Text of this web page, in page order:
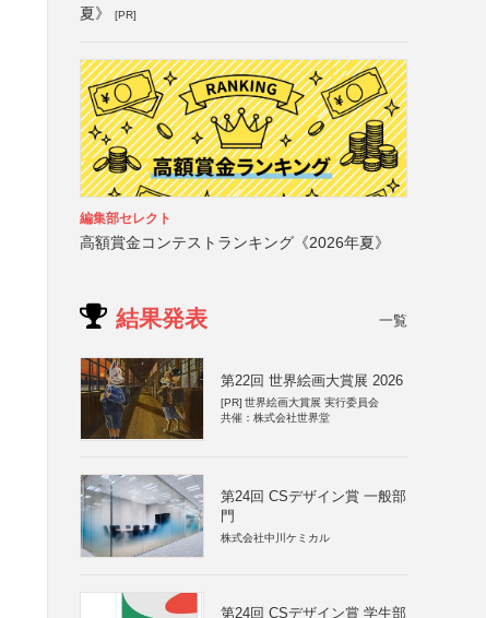
夏》
[PR]
編集部セレクト
高額賞金コンテストランキング《2026年夏》
結果発表 一覧
第22回 世界絵画大賞展 2026
[PR] 世界絵画大賞展 実行委員会
共催：株式会社世界堂
第24回 CSデザイン賞 一般部
門
株式会社中川ケミカル
第24回 CSデザイン賞 学生部